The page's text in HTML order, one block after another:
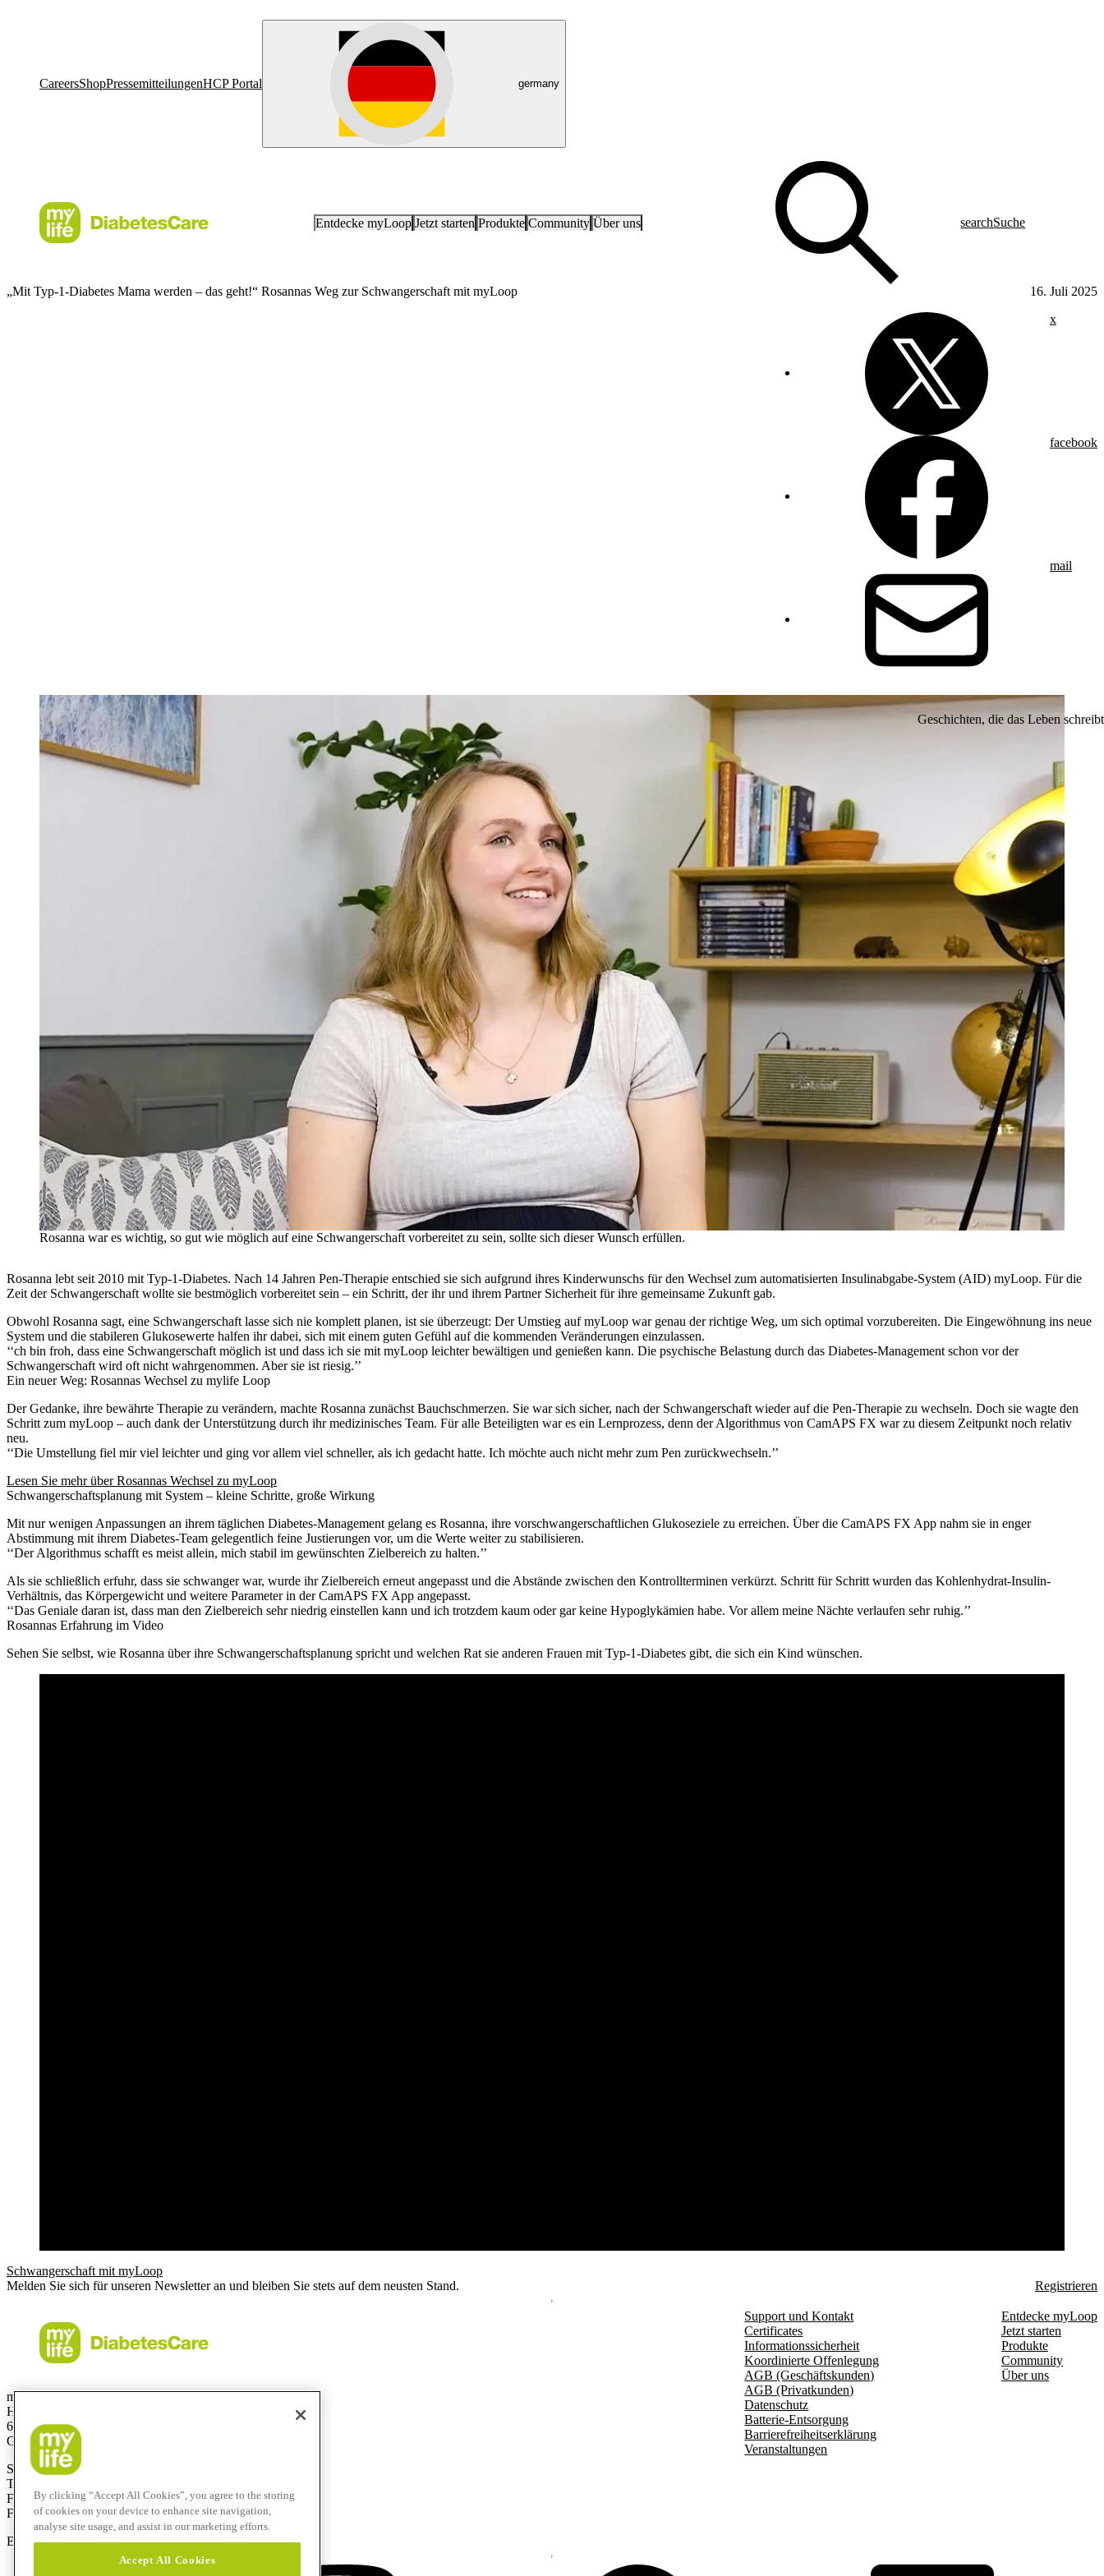
CareersShopPressemitteilungenHCP Portal germany
Entdecke myLoop Jetzt starten Produkte Community Über uns searchSuche
„Mit Typ-1-Diabetes Mama werden – das geht!“ Rosannas Weg zur Schwangerschaft mit myLoop
16. Juli 2025
x
facebook
mail
Geschichten, die das Leben schreibt
Rosanna war es wichtig, so gut wie möglich auf eine Schwangerschaft vorbereitet zu sein, sollte sich dieser Wunsch erfüllen.
Rosanna lebt seit 2010 mit Typ-1-Diabetes. Nach 14 Jahren Pen-Therapie entschied sie sich aufgrund ihres Kinderwunschs für den Wechsel zum automatisierten Insulinabgabe-System (AID) myLoop. Für die
Zeit der Schwangerschaft wollte sie bestmöglich vorbereitet sein – ein Schritt, der ihr und ihrem Partner Sicherheit für ihre gemeinsame Zukunft gab.
Obwohl Rosanna sagt, eine Schwangerschaft lasse sich nie komplett planen, ist sie überzeugt: Der Umstieg auf myLoop war genau der richtige Weg, um sich optimal vorzubereiten. Die Eingewöhnung ins neue
System und die stabileren Glukosewerte halfen ihr dabei, sich mit einem guten Gefühl auf die kommenden Veränderungen einzulassen.
‘‘ch bin froh, dass eine Schwangerschaft möglich ist und dass ich sie mit myLoop leichter bewältigen und genießen kann. Die psychische Belastung durch das Diabetes-Management schon vor der
Schwangerschaft wird oft nicht wahrgenommen. Aber sie ist riesig.’’
Ein neuer Weg: Rosannas Wechsel zu mylife Loop
Der Gedanke, ihre bewährte Therapie zu verändern, machte Rosanna zunächst Bauchschmerzen. Sie war sich sicher, nach der Schwangerschaft wieder auf die Pen-Therapie zu wechseln. Doch sie wagte den
Schritt zum myLoop – auch dank der Unterstützung durch ihr medizinisches Team. Für alle Beteiligten war es ein Lernprozess, denn der Algorithmus von CamAPS FX war zu diesem Zeitpunkt noch relativ
neu.
‘‘Die Umstellung fiel mir viel leichter und ging vor allem viel schneller, als ich gedacht hatte. Ich möchte auch nicht mehr zum Pen zurückwechseln.’’
Lesen Sie mehr über Rosannas Wechsel zu myLoop
Schwangerschaftsplanung mit System – kleine Schritte, große Wirkung
Mit nur wenigen Anpassungen an ihrem täglichen Diabetes-Management gelang es Rosanna, ihre vorschwangerschaftlichen Glukoseziele zu erreichen. Über die CamAPS FX App nahm sie in enger
Abstimmung mit ihrem Diabetes-Team gelegentlich feine Justierungen vor, um die Werte weiter zu stabilisieren.
‘‘Der Algorithmus schafft es meist allein, mich stabil im gewünschten Zielbereich zu halten.’’
Als sie schließlich erfuhr, dass sie schwanger war, wurde ihr Zielbereich erneut angepasst und die Abstände zwischen den Kontrollterminen verkürzt. Schritt für Schritt wurden das Kohlenhydrat-Insulin-
Verhältnis, das Körpergewicht und weitere Parameter in der CamAPS FX App angepasst.
‘‘Das Geniale daran ist, dass man den Zielbereich sehr niedrig einstellen kann und ich trotzdem kaum oder gar keine Hypoglykämien habe. Vor allem meine Nächte verlaufen sehr ruhig.’’
Rosannas Erfahrung im Video
Sehen Sie selbst, wie Rosanna über ihre Schwangerschaftsplanung spricht und welchen Rat sie anderen Frauen mit Typ-1-Diabetes gibt, die sich ein Kind wünschen.
Schwangerschaft mit myLoop
Melden Sie sich für unseren Newsletter an und bleiben Sie stets auf dem neusten Stand.
Registrieren
mylife Diabetes Care GmbH
Höchster Stra
65835 Liederbach
Germany
Service-Hotline: 0800 9776633
T
F
+49 69 310 197-100
Free-Fax:0800 9776634
E-Mail: info@mylife-diabetescare.de
Support und Kontakt
Certificates
Informationssicherheit
Koordinierte Offenlegung
AGB (Geschäftskunden)
AGB (Privatkunden)
Datenschutz
Batterie-Entsorgung
Barrierefreiheitserklärung
Veranstaltungen
Entdecke myLoop
Jetzt starten
Produkte
Community
Über uns
By clicking “Accept All Cookies”, you agree to the storing
of cookies on your device to enhance site navigation,
analyse site usage, and assist in our marketing efforts.
Accept All Cookies